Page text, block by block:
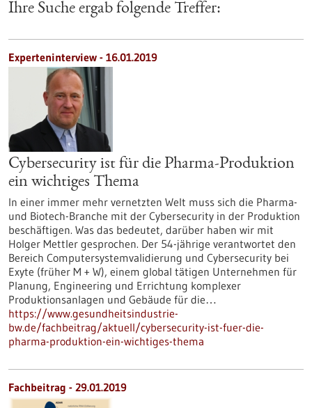
Ihre Suche ergab folgende Treffer:
Experteninterview - 16.01.2019
Cybersecurity ist für die Pharma-Produktion
ein wichtiges Thema
In einer immer mehr vernetzten Welt muss sich die Pharma-
und Biotech-Branche mit der Cybersecurity in der Produktion
beschäftigen. Was das bedeutet, darüber haben wir mit
Holger Mettler gesprochen. Der 54-jährige verantwortet den
Bereich Computersystemvalidierung und Cybersecurity bei
Exyte (früher M + W), einem global tätigen Unternehmen für
Planung, Engineering und Errichtung komplexer
Produktionsanlagen und Gebäude für die…
https://www.gesundheitsindustrie-
bw.de/fachbeitrag/aktuell/cybersecurity-ist-fuer-die-
pharma-produktion-ein-wichtiges-thema
Fachbeitrag - 29.01.2019